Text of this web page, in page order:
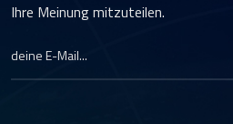
Ihre Meinung mitzuteilen.